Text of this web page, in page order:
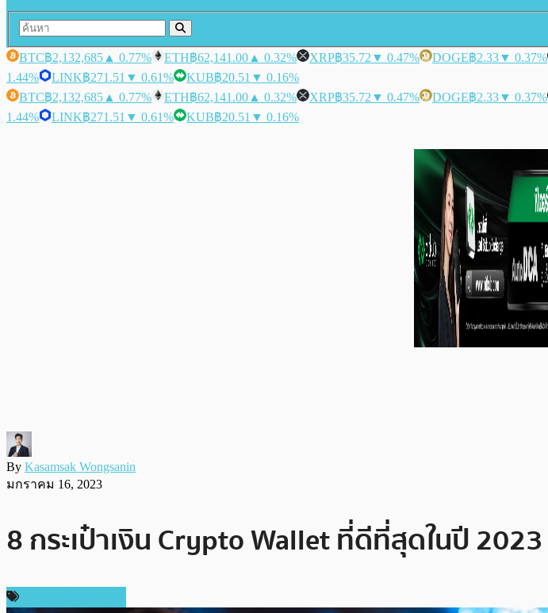
BTC฿2,132,685 ▲ 0.77% ETH฿62,141.00 ▲ 0.32% XRP฿35.72 ▼ 0.47% DOGE฿2.33▼ 0.37%
1.44%
LINK฿271.51 ▼ 0.61% KUB฿20.51 ▼ 0.16%
BTC฿2,132,685 ▲ 0.77% ETH฿62,141.00 ▲ 0.32% XRP฿35.72 ▼ 0.47% DOGE฿2.33▼ 0.37%
1.44%
LINK฿271.51 ▼ 0.61% KUB฿20.51 ▼ 0.16%
By Kasamsak Wongsanin
มกราคม 16, 2023
8 กระเป๋าเงิน Crypto Wallet ที่ดีที่สุดในปี 2023